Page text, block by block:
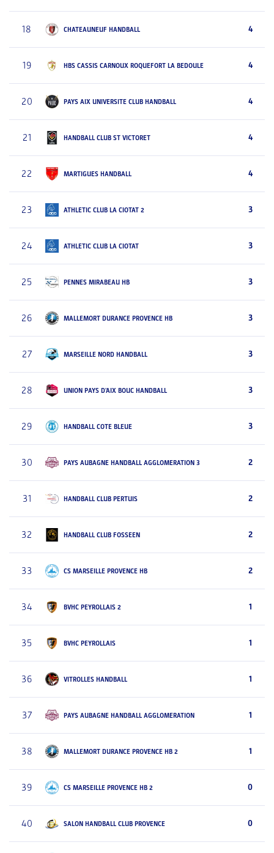
18 CHATEAUNEUF HANDBALL 4
19 HBS CASSIS CARNOUX ROQUEFORT LA BEDOULE 4
20 PAYS AIX UNIVERSITE CLUB HANDBALL 4
21 HANDBALL CLUB ST VICTORET 4
22 MARTIGUES HANDBALL 4
23 ATHLETIC CLUB LA CIOTAT 2 3
24 ATHLETIC CLUB LA CIOTAT 3
25 PENNES MIRABEAU HB 3
26 MALLEMORT DURANCE PROVENCE HB 3
27 MARSEILLE NORD HANDBALL 3
28 UNION PAYS D'AIX BOUC HANDBALL 3
29 HANDBALL COTE BLEUE 3
30 PAYS AUBAGNE HANDBALL AGGLOMERATION 3 2
31 HANDBALL CLUB PERTUIS 2
32 HANDBALL CLUB FOSSEEN 2
33 CS MARSEILLE PROVENCE HB 2
34 BVHC PEYROLLAIS 2 1
35 BVHC PEYROLLAIS 1
36 VITROLLES HANDBALL 1
37 PAYS AUBAGNE HANDBALL AGGLOMERATION 1
38 MALLEMORT DURANCE PROVENCE HB 2 1
39 CS MARSEILLE PROVENCE HB 2 0
40 SALON HANDBALL CLUB PROVENCE 0